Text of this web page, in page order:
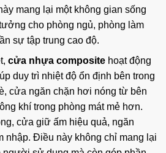
mang lại một không gian sống
cho phòng ngủ, phòng làm
sự tập trung cao độ.
cửa nhựa composite hoạt động
duy trì nhiệt độ ổn định bên trong
cửa ngăn chặn hơi nóng từ bên
khí trong phòng mát mẻ hơn.
cửa giữ ấm hiệu quả, ngăn
nhập. Điều này không chỉ mang lại